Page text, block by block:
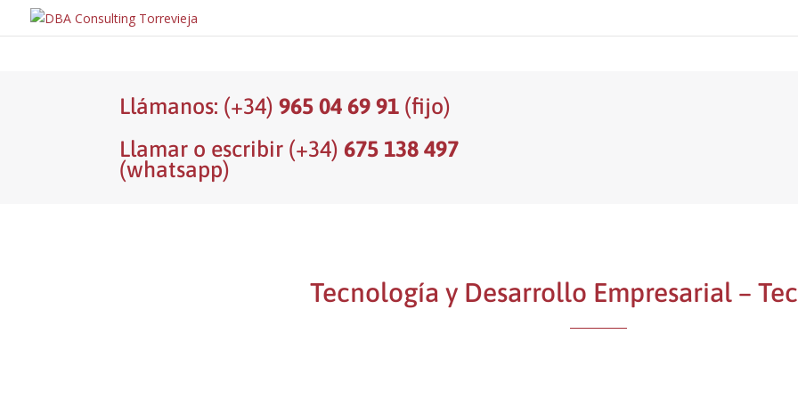
Llámanos: (+34)965 04 69 91 (fijo)
Llamar o escribir (+34) 675 138 497
(whatsapp)
Tecnología y Desarrollo Empresarial –